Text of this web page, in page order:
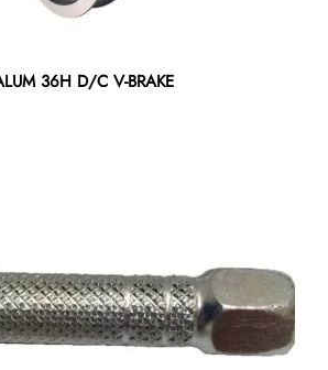
36H D/C V-BRAKE